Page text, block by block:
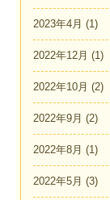
2023年4月 (1)
2022年12月 (1)
2022年10月 (2)
2022年9月 (2)
2022年8月 (1)
2022年5月 (3)